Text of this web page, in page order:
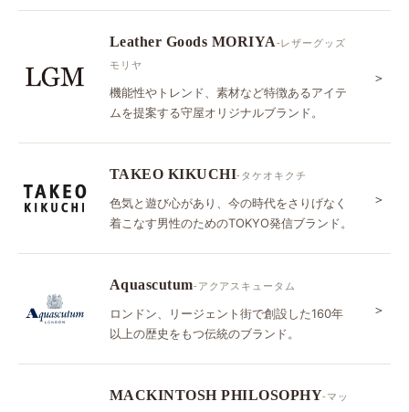
Leather Goods MORIYA-レザーグッズ
モリヤ
機能性やトレンド、素材など特徴あるアイテ
ムを提案する守屋オリジナルブランド。
＞
TAKEO KIKUCHI-タケオキクチ
色気と遊び心があり、今の時代をさりげなく
着こなす男性のためのTOKYO発信ブランド。
＞
Aquascutum-アクアスキュータム
ロンドン、リージェント街で創設した160年
以上の歴史をもつ伝統のブランド。
＞
MACKINTOSH PHILOSOPHY-マッ